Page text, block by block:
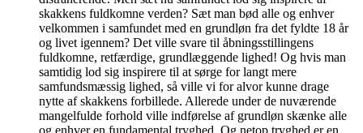
skakkens fuldkomne verden? Sæt man bød alle og enhver
velkommen i samfundet med en grundløn fra det fyldte 18 år
og livet igennem? Det ville svare til åbningsstillingens
fuldkomne, retfærdige, grundlæggende lighed! Og hvis man
samtidig lod sig inspirere til at sørge for langt mere
samfundsmæssig lighed, så ville vi for alvor kunne drage
nytte af skakkens forbillede. Allerede under de nuværende
mangelfulde forhold ville indførelse af grundløn skænke alle